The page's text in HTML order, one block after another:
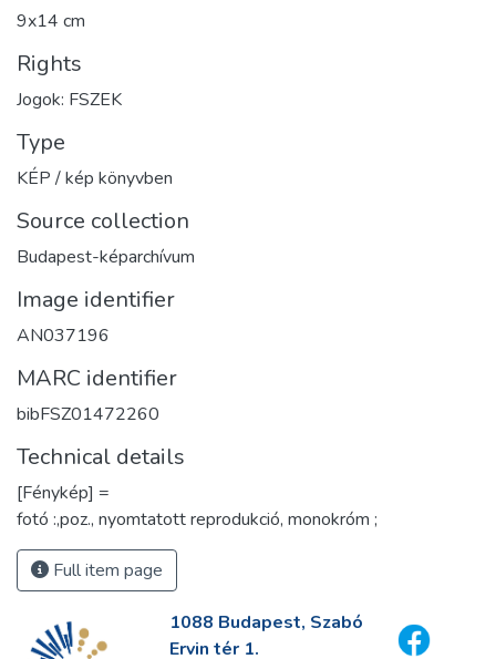
9x14 cm
Rights
Jogok: FSZEK
Type
KÉP / kép könyvben
Source collection
Budapest-képarchívum
Image identifier
AN037196
MARC identifier
bibFSZ01472260
Technical details
[Fénykép] =
fotó :,poz., nyomtatott reprodukció, monokróm ;
Full item page
1088 Budapest, Szabó
Ervin tér 1.